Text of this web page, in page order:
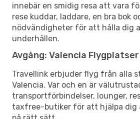
innebär en smidig resa att vara
rese kuddar, laddare, en bra bok
nödvändigheter för att hålla dig
underhållen.
Avgång: Valencia Flygplatser
Travellink erbjuder flyg från alla
Valencia. Var och en är
transportförbindelser, lounger,
taxfree-butiker för att hjälpa dig